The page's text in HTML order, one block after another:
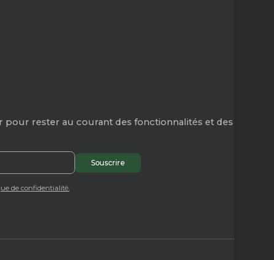
pour rester au courant des fonctionnalités et des
de confidentialité.